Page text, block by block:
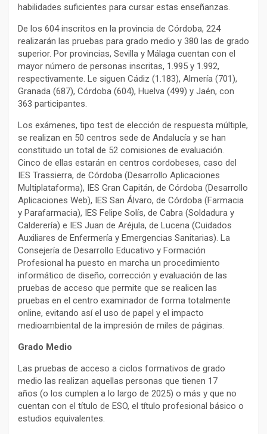
habilidades suficientes para cursar estas enseñanzas.
De los 604 inscritos en la provincia de Córdoba, 224
realizarán las pruebas para grado medio y 380 las de grado
superior. Por provincias, Sevilla y Málaga cuentan con el
mayor número de personas inscritas, 1.995 y 1.992,
respectivamente. Le siguen Cádiz (1.183), Almería (701),
Granada (687), Córdoba (604), Huelva (499) y Jaén, con
363 participantes.
Los exámenes, tipo test de elección de respuesta múltiple,
se realizan en 50 centros sede de Andalucía y se han
constituido un total de 52 comisiones de evaluación.
Cinco de ellas estarán en centros cordobeses, caso del
IES Trassierra, de Córdoba (Desarrollo Aplicaciones
Multiplataforma), IES Gran Capitán, de Córdoba (Desarrollo
Aplicaciones Web), IES San Álvaro, de Córdoba (Farmacia
y Parafarmacia), IES Felipe Solís, de Cabra (Soldadura y
Calderería) e IES Juan de Aréjula, de Lucena (Cuidados
Auxiliares de Enfermería y Emergencias Sanitarias). La
Consejería de Desarrollo Educativo y Formación
Profesional ha puesto en marcha un procedimiento
informático de diseño, corrección y evaluación de las
pruebas de acceso que permite que se realicen las
pruebas en el centro examinador de forma totalmente
online, evitando así el uso de papel y el impacto
medioambiental de la impresión de miles de páginas.
Grado Medio
Las pruebas de acceso a ciclos formativos de grado
medio las realizan aquellas personas que tienen 17
años (o los cumplen a lo largo de 2025) o más y que no
cuentan con el título de ESO, el título profesional básico o
estudios equivalentes.